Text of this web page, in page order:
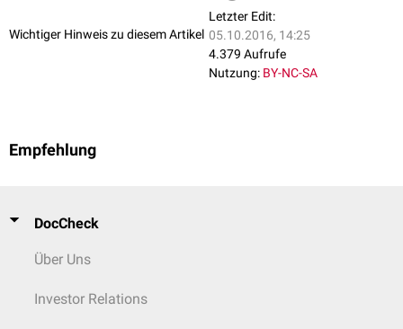
Wichtiger Hinweis zu diesem Artikel
Letzter Edit:
05.10.2016, 14:25
4.379 Aufrufe
Nutzung: BY-NC-SA
Empfehlung
DocCheck
Über Uns
Investor Relations